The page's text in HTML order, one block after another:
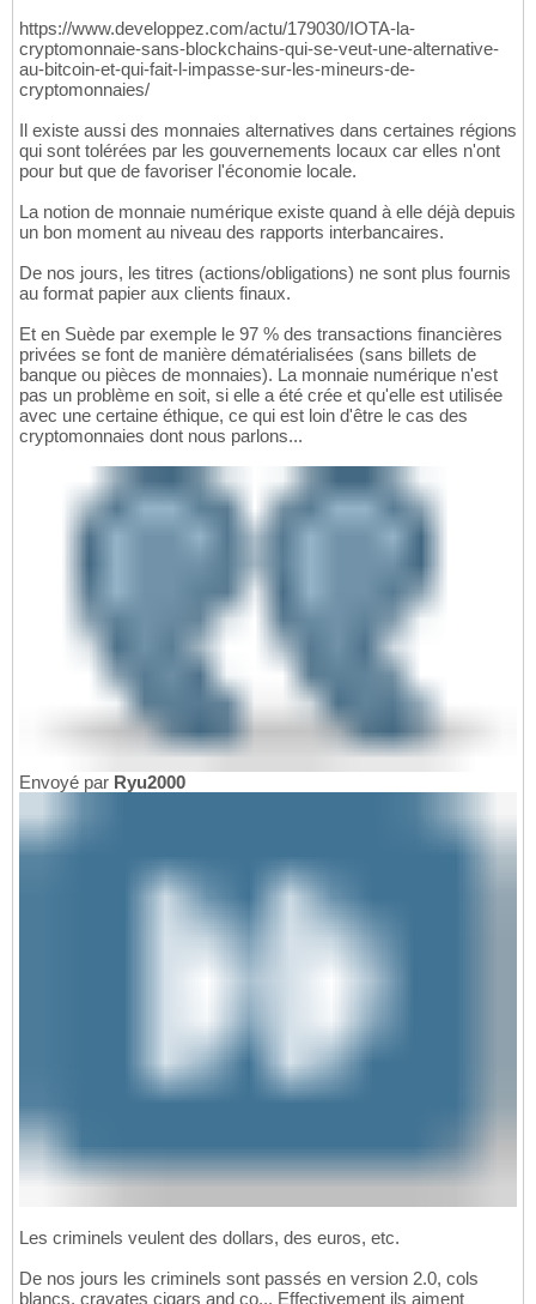
https://www.developpez.com/actu/179030/IOTA-la-
cryptomonnaie-sans-blockchains-qui-se-veut-une-alternative-
au-bitcoin-et-qui-fait-l-impasse-sur-les-mineurs-de-
cryptomonnaies/
Il existe aussi des monnaies alternatives dans certaines régions
qui sont tolérées par les gouvernements locaux car elles n'ont
pour but que de favoriser l'économie locale.
La notion de monnaie numérique existe quand à elle déjà depuis
un bon moment au niveau des rapports interbancaires.
De nos jours, les titres (actions/obligations) ne sont plus fournis
au format papier aux clients finaux.
Et en Suède par exemple le 97 % des transactions financières
privées se font de manière dématérialisées (sans billets de
banque ou pièces de monnaies). La monnaie numérique n'est
pas un problème en soit, si elle a été crée et qu'elle est utilisée
avec une certaine éthique, ce qui est loin d'être le cas des
cryptomonnaies dont nous parlons...
Envoyé par Ryu2000
Les criminels veulent des dollars, des euros, etc.
De nos jours les criminels sont passés en version 2.0, cols
blancs, cravates cigars and co... Effectivement ils aiment